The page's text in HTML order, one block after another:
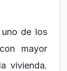
uno de los
mayor
vivienda.